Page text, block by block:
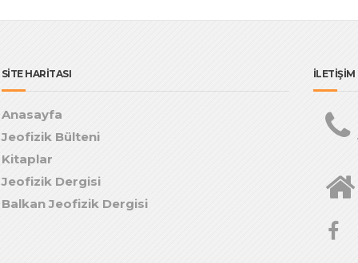
SİTE HARİTASI
Anasayfa
Jeofizik Bülteni
Kitaplar
Jeofizik Dergisi
Balkan Jeofizik Dergisi
İLETİŞİM